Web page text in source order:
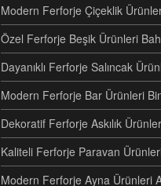
Modern Ferforje Çiçeklik
Özel Ferforje Beşik Ürünleri
Dayanıklı Ferforje Salıncak
Modern Ferforje Bar Ürünleri
Dekoratif Ferforje Askılık
Kaliteli Ferforje Paravan
Modern Ferforje Ayna Ürünleri